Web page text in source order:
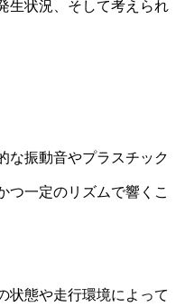
生状況、そして考えられ
な振動音やプラスチック
つ一定のリズムで響くこ
状態や走行環境によって